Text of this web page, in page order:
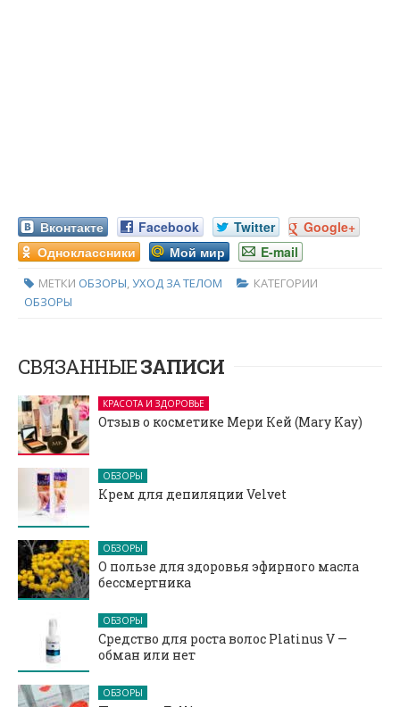
Вконтакте Facebook Twitter
Google+
Одноклассники
Мой мир E-mail
МЕТКИ ОБЗОРЫ,УХОД ЗА ТЕЛОМ
КАТЕГОРИИ
ОБЗОРЫ
СВЯЗАННЫЕЗАПИСИ
КРАСОТА И ЗДОРОВЬЕ
Отзыв о косметике Мери Кей (Mary Kay)
ОБЗОРЫ
Крем для депиляции Velvet
ОБЗОРЫ
О пользе для здоровья эфирного масла
бессмертника
ОБЗОРЫ
Средство для роста волос Platinus V —
обман или нет
ОБЗОРЫ